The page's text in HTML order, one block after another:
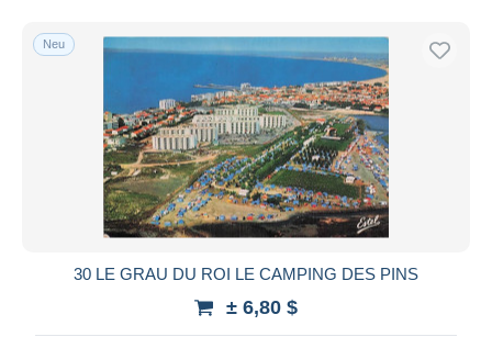
Neu
30 LE GRAU DU ROI LE CAMPING DES PINS
± 6,80 $